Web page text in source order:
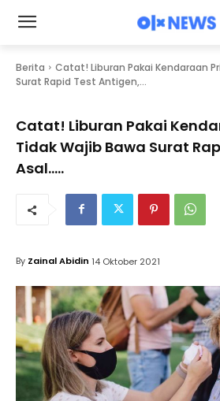
Berita
Catat! Liburan Pakai Kendaraan
Surat Rapid Test Antigen,...
Catat! Liburan Pakai
Tidak Wajib Bawa Surat
Asal…..
By Zainal Abidin 14 Oktober 2021